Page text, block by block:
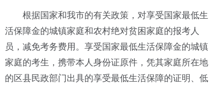
根据国家和我市的有关政策，对享受国家最低生
活保障金的城镇家庭和农村绝对贫困家庭的报考人
员，减免考务费用。享受国家最低生活保障金的城镇
家庭的考生，携带本人身份证原件，凭其家庭所在地
的区县民政部门出具的享受最低生活保障的证明、低